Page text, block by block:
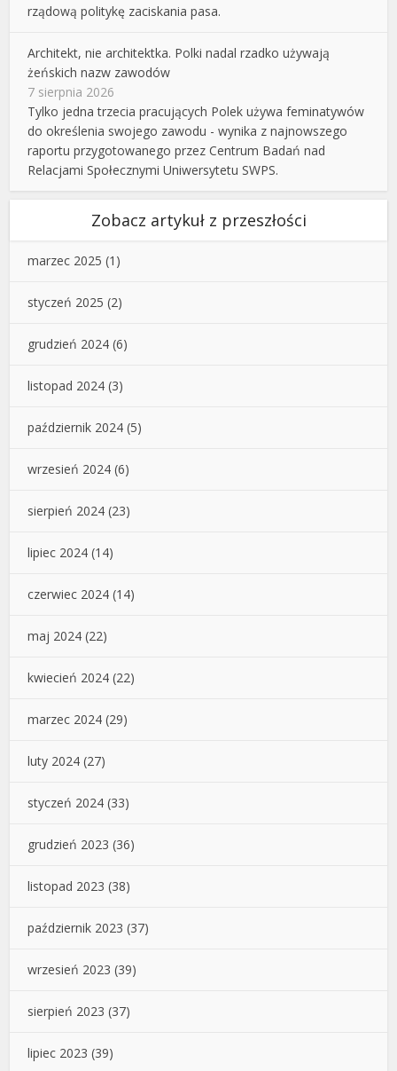
rządową politykę zaciskania pasa.
Architekt, nie architektka. Polki nadal rzadko używają
żeńskich nazw zawodów
7 sierpnia 2026
Tylko jedna trzecia pracujących Polek używa feminatywów
do określenia swojego zawodu - wynika z najnowszego
raportu przygotowanego przez Centrum Badań nad
Relacjami Społecznymi Uniwersytetu SWPS.
Zobacz artykuł z przeszłości
marzec 2025 (1)
styczeń 2025 (2)
grudzień 2024 (6)
listopad 2024 (3)
październik 2024 (5)
wrzesień 2024 (6)
sierpień 2024 (23)
lipiec 2024 (14)
czerwiec 2024 (14)
maj 2024 (22)
kwiecień 2024 (22)
marzec 2024 (29)
luty 2024 (27)
styczeń 2024 (33)
grudzień 2023 (36)
listopad 2023 (38)
październik 2023 (37)
wrzesień 2023 (39)
sierpień 2023 (37)
lipiec 2023 (39)